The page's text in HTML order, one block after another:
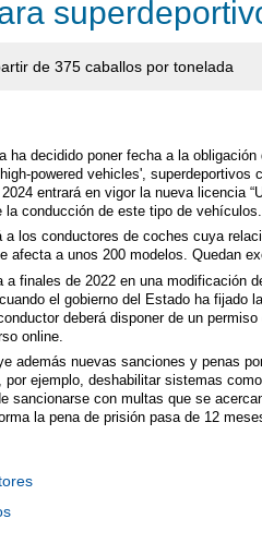
de 375 caballos por tonelada
ha decidido poner fecha a la
powered vehicles',
entrará en vigor la nueva licencia
la conducción de este tipo de vehículos.
a los conductores de coches cuya
afecta a unos 200 modelos. Quedan
a finales de 2022 en una modificación
el gobierno del Estado ha fijado
deberá disponer de un
online.
además nuevas sanciones y penas
ejemplo, deshabilitar sistemas
sancionarse con multas que se
la pena de prisión pasa de 12